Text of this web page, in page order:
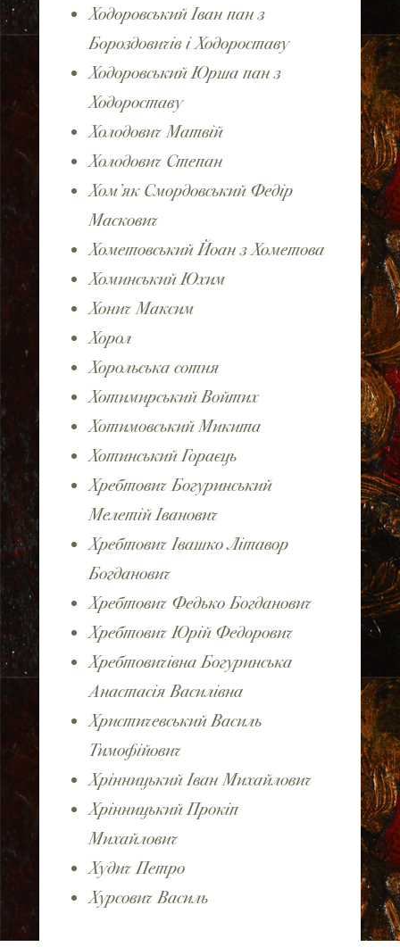
Ходоровський Іван пан з
Бороздовичів і Ходороставу
Ходоровський Юрша пан з
Ходороставу
Холодович Матвій
Холодович Степан
Хом’як Смордовський Федір
Маскович
Хометовський Йоан з Хометова
Хоминський Юхим
Хонич Максим
Хорол
Хорольська сотня
Хотимирський Войтих
Хотимовський Микита
Хотинський Гораєць
Хребтович Богуринський
Мелетій Іванович
Хребтович Івашко Літавор
Богданович
Хребтович Федько Богданович
Хребтович Юрій Федорович
Хребтовичівна Богуринська
Анастасія Василівна
Христичевський Василь
Тимофійович
Хрінницький Іван Михайлович
Хрінницький Прокіп
Михайлович
Худич Петро
Хурсович Василь